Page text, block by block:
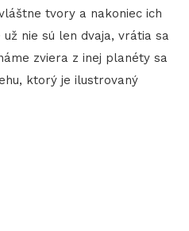
tvory a nakoniec ich
nie sú len dvaja, vrátia sa
zviera z inej planéty sa
ktorý je ilustrovaný